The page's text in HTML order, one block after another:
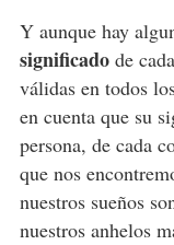
Y aunque hay
significadode
válidas en todos
en cuenta que su
persona, de cada
que nos
nuestros sueños
nuestros anhelos